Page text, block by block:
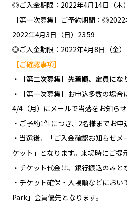
◎ご入金期限：2022年4月14日（木）
［第一次募集］ご予約期間：
2022年4月3日（日）23:59
◎ご入金期限：2022年4月8日（金）
［ご確認事項］
・
［第二次募集］先着順、定員にな
・［第一次募集］お申込多数の場合
4/4（月）にメールで当落をお知らせ
・ご予約1件につき、2名様までお申
・当選後、「ご入金確認お知らせ
ケット」となります。来場時にご提
・チケット代金は、銀行振込のみと
・チケット確保・入場順などにおい
Park」会員優先となります。